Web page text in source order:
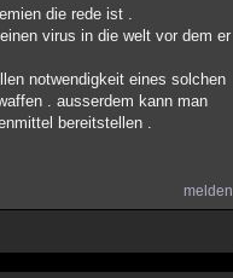
die rede ist .
virus in die welt vor dem er
notwendigkeit eines solchen
. ausserdem kann man
bereitstellen .
melden